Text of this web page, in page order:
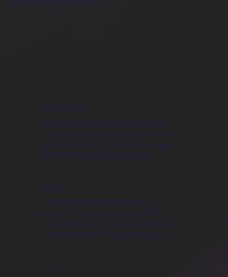
​Técnicas de Liberación Emocional (EFT)
El tapping libera ansiedad, angustia y
tensión acumulada en el cuerpo a través
de puntos específicos. Rápido, seguro y
aplicable en cualquier momento.
Matrix Reimprinting
Esta técnica te permite entrar en
recuerdos emocionales dolorosos y
transformarlos desde dentro, liberando
creencias que aún afectan tu presente.
ThetaHealing